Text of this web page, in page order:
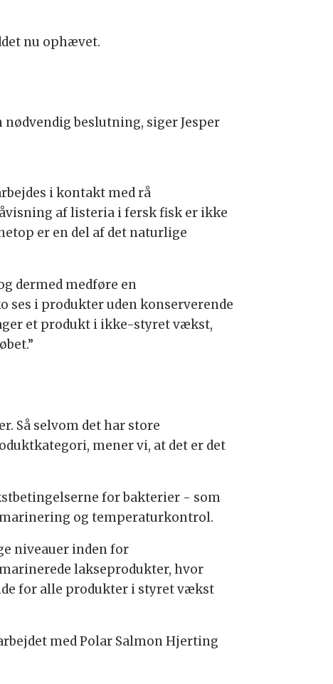
nu ophævet.
beslutning, siger Jesper
i kontakt med rå
af listeria i fersk fisk er ikke
er en del af det naturlige
dermed medføre en
ses i produkter uden konserverende
et produkt i ikke-styret vækst,
Så selvom det har store
mener vi, at det er det
for bakterier - som
og temperaturkontrol.
niveauer inden for
lakseprodukter, hvor
for alle produkter i styret vækst
med Polar Salmon Hjerting